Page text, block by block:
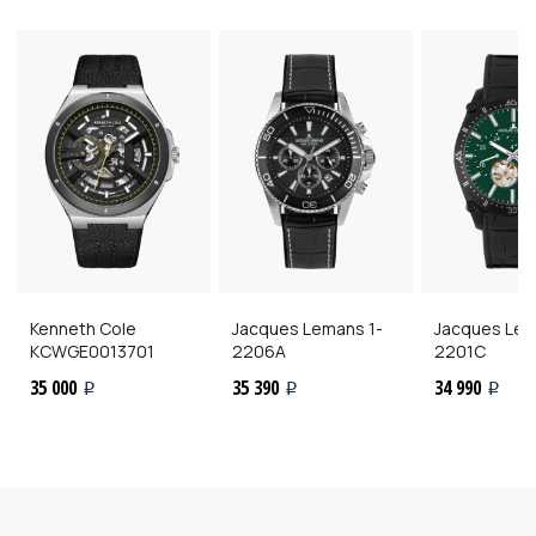
Kenneth Cole
KCWGE0013701
35 000 i
Jacques Lemans 1-
2206A
35 390 i
Jacques
2201C
34 990 i